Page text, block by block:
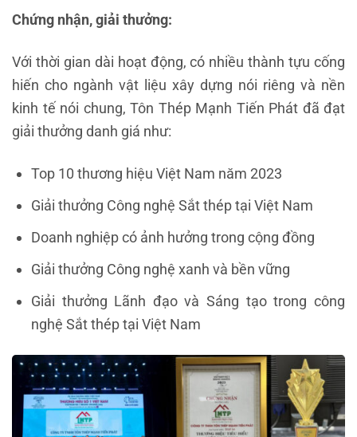
Chứng nhận, giải thưởng:
Với thời gian dài hoạt động, có nhiều thành tựu cống
hiến cho ngành vật liệu xây dựng nói riêng và nền
kinh tế nói chung, Tôn Thép Mạnh Tiến Phát đã đạt
giải thưởng danh giá như:
Top 10 thương hiệu Việt Nam năm 2023
Giải thưởng Công nghệ Sắt thép tại Việt Nam
Doanh nghiệp có ảnh hưởng trong cộng đồng
Giải thưởng Công nghệ xanh và bền vững
Giải thưởng Lãnh đạo và Sáng tạo trong công
nghệ Sắt thép tại Việt Nam